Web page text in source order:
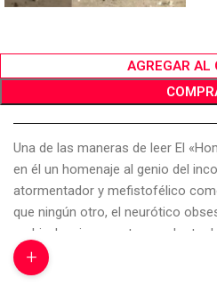
AGREGAR AL
Una de las maneras de leer El
en él un homenaje al genio del
atormentador y mefistofélico
que ningún otro, el neurótico
ambivalencia, maestro en el arte
contradicción en zona erógena,
persona. El objeto central de este
+